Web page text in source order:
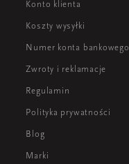
Konto klienta
Koszty wysyłki
Numer konta bankowego
Zwroty i reklamacje
Regulamin
Polityka prywatności
Blog
Marki